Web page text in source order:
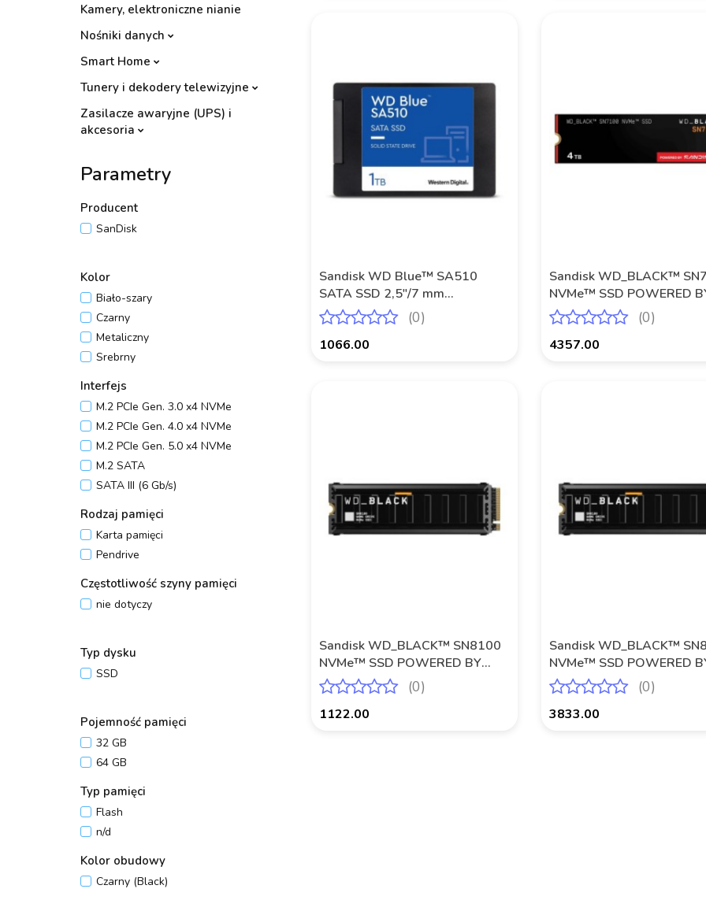
Kamery, elektroniczne nianie
Nośniki danych
Smart Home
Tunery i dekodery telewizyjne
Zasilacze awaryjne (UPS) i
akcesoria
Parametry
Producent
SanDisk
Kolor
Biało-szary
Czarny
Metaliczny
Srebrny
Interfejs
M.2 PCIe Gen. 3.0 x4 NVMe
M.2 PCIe Gen. 4.0 x4 NVMe
M.2 PCIe Gen. 5.0 x4 NVMe
M.2 SATA
SATA III (6 Gb/s)
Rodzaj pamięci
Karta pamięci
Pendrive
Częstotliwość szyny pamięci
nie dotyczy
Typ dysku
SSD
Pojemność pamięci
32 GB
64 GB
Typ pamięci
Flash
n/d
Kolor obudowy
Czarny (Black)
Sandisk WD Blue™ SA510
SATA SSD 2,5"/7 mm
POWERED BY SANDISK 1 TB
(0)
1066.00
Sandisk WD_BLACK™
NVMe™ SSD POWERED
SANDISK 4 TB (0)
4357.00
Sandisk WD_BLACK™ SN8100
NVMe™ SSD POWERED BY
SANDISK 1 TB, [With Heatsink]
(0)
1122.00
Produkt niedostępny
Sandisk WD_BLACK™
NVMe™ SSD POWERED
SANDISK 2 TB, [With
(0)
3833.00